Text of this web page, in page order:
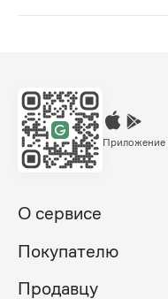
Приложение
О сервисе
Покупателю
Продавцу